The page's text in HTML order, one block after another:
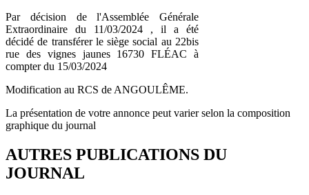
Par décision de l'Assemblée Générale
Extraordinaire du 11/03/2024 , il a été
décidé de transférer le siège social au 22bis
rue des vignes jaunes 16730 FLÉAC à
compter du 15/03/2024
Modification au RCS de ANGOULÊME.
La présentation de votre annonce peut varier selon la composition
graphique du journal
AUTRES PUBLICATIONS DU
JOURNAL